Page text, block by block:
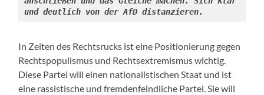
und deutlich von der AfD distanzieren.
In Zeiten des Rechtsrucks ist eine Positionierung gegen
Rechtspopulismus und Rechtsextremismus wichtig.
Diese Partei will einen nationalistischen Staat und ist
eine rassistische und fremdenfeindliche Partei. Sie will